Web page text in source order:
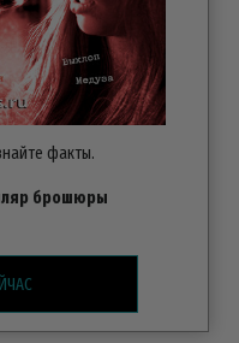
факты.
брошюры